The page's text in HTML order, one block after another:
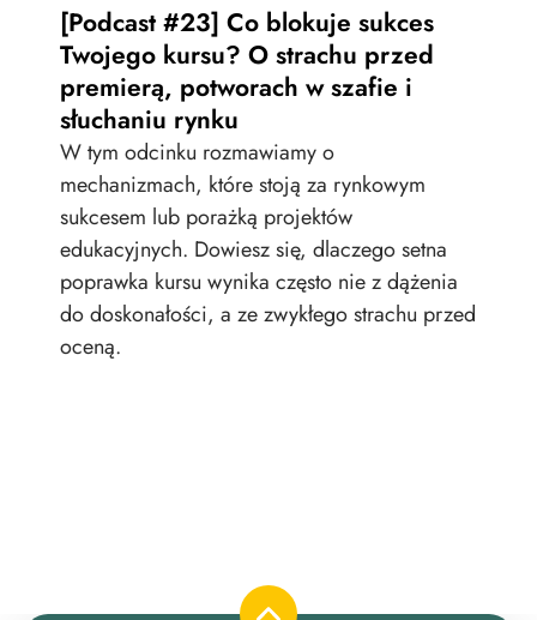
[Podcast #23] Co blokuje sukces
Twojego kursu? O strachu przed
premierą, potworach w szafie i
słuchaniu rynku
W tym odcinku rozmawiamy o
mechanizmach, które stoją za rynkowym
sukcesem lub porażką projektów
edukacyjnych. Dowiesz się, dlaczego setna
poprawka kursu wynika często nie z dążenia
do doskonałości, a ze zwykłego strachu przed
oceną.